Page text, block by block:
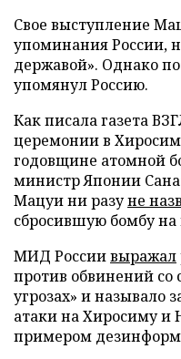
Свое выступление
упоминания России,
державой». Однако
упомянул Россию.
Как писала газета
церемонии в
годовщине атомной
министр Японии
Мацуи ни разуне
сбросившую бомбу на
МИД Россиивыражал
против обвинений со
угрозах» и называло
атаки на Хиросиму и
примером